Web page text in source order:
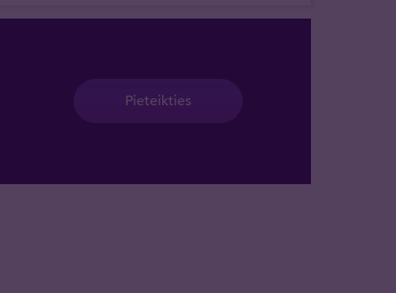
Pieteikties